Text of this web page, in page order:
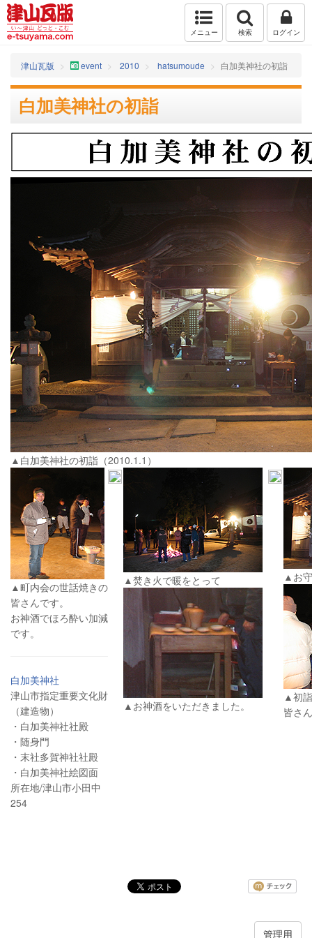
メニュー 検索 ログイン
津山瓦版 event 2010 hatsumoude 白加美神社の初詣
白加美神社の初詣
▲白加美神社の初詣（2010.1.1）
▲町内会の世話焼きの
皆さんです。
お神酒でほろ酔い加減
です。
白加美神社
津山市指定重要文化財
（建造物）
・白加美神社社殿
・随身門
・末社多賀神社社殿
・白加美神社絵図面
所在地/津山市小田中
254
▲焚き火で暖をとって
▲お神酒をいただきました。
▲お
▲初
皆さん
管理用